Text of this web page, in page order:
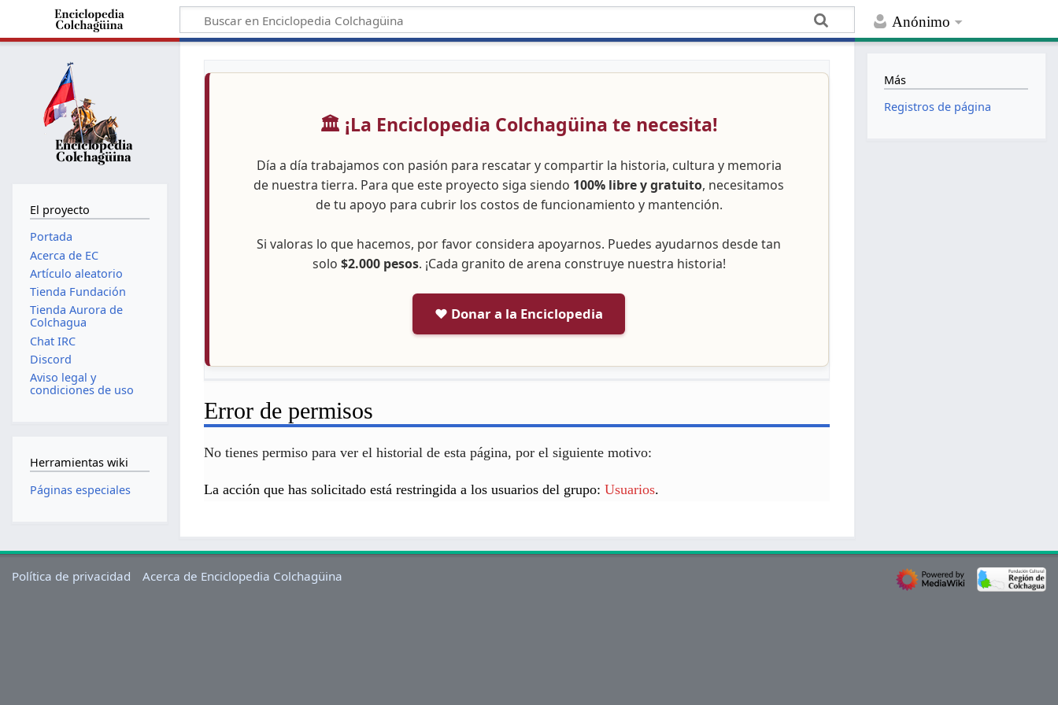
Anónimo
🏛️ ¡La Enciclopedia Colchagüina te necesita!
Día a día trabajamos con pasión para rescatar y compartir la historia, cultura y memoria
de nuestra tierra. Para que este proyecto siga siendo 100% libre y gratuito, necesitamos
de tu apoyo para cubrir los costos de funcionamiento y mantención.
Si valoras lo que hacemos, por favor considera apoyarnos. Puedes ayudarnos desde tan
solo $2.000 pesos. ¡Cada granito de arena construye nuestra historia!
❤️ Donar a la Enciclopedia
Error de permisos
No tienes permiso para ver el historial de esta página, por el siguiente motivo:
La acción que has solicitado está restringida a los usuarios del grupo:Usuarios.
El proyecto
Portada
Acerca de EC
Artículo aleatorio
Tienda Fundación
Tienda Aurora de
Colchagua
Chat IRC
Discord
Aviso legal y
condiciones de uso
Herramientas wiki
Páginas especiales
Más
Registros de página
Política de privacidad Acerca de Enciclopedia Colchagüina